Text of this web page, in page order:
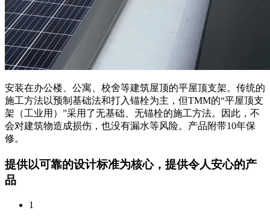
安装在办公楼、公寓、校舍等建筑屋顶的平屋顶支架。传统的
施工方法以预制基础法和打入锚栓为主，但TMM的“平屋顶支
架（工业用）”采用了无基础、无锚栓的施工方法。因此，不
会对建筑物造成损伤，也没有漏水等风险。产品附带10年保
修。
提供以可靠的设计标准为核心，提供令人安心的产
品
1